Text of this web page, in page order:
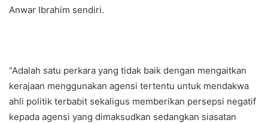
Anwar Ibrahim sendiri.
“Adalah satu perkara yang tidak baik dengan mengaitkan
kerajaan menggunakan agensi tertentu untuk mendakwa
ahli politik terbabit sekaligus memberikan persepsi negatif
kepada agensi yang dimaksudkan sedangkan siasatan